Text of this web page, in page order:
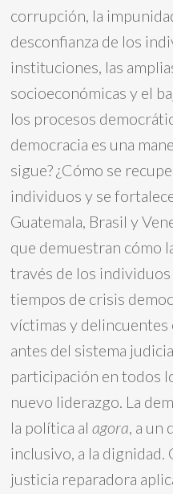
corrupción, la
desconfianza de los
instituciones, las
socioeconómicas y el
los procesos
democracia es una
sigue? ¿Cómo se
individuos y se
Guatemala, Brasil y
que demuestran cómo
través de los
tiempos de crisis
víctimas y
antes del sistema
participación en todos
nuevo liderazgo. La
la política alagora, a un
inclusivo, a la dignidad.
justicia reparadora